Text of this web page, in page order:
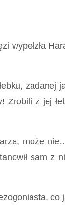
zadanej
z jej
może nie…
sam z
co ją